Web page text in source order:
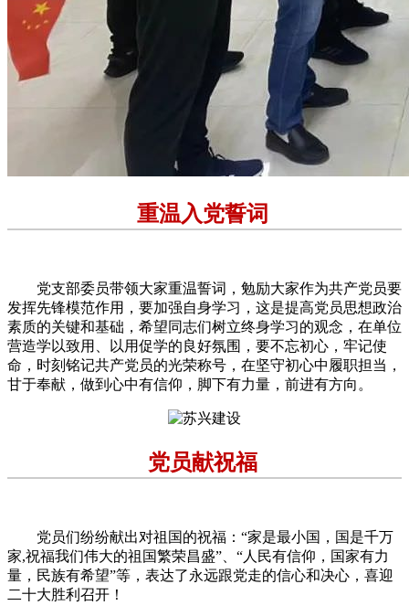
重温入党誓词
党支部委员带领大家重温誓词，勉励大家作为共产党员要
发挥先锋模范作用，要加强自身学习，这是提高党员思想政治
素质的关键和基础，希望同志们树立终身学习的观念，在单位
营造学以致用、以用促学的良好氛围，要不忘初心，牢记使
命，时刻铭记共产党员的光荣称号，在坚守初心中履职担当，
甘于奉献，做到心中有信仰，脚下有力量，前进有方向。
党员献祝福
党员们纷纷献出对祖国的祝福：“家是最小国，国是千万
家,祝福我们伟大的祖国繁荣昌盛”、“人民有信仰，国家有力
量，民族有希望”等，表达了永远跟党走的信心和决心，喜迎
二十大胜利召开！